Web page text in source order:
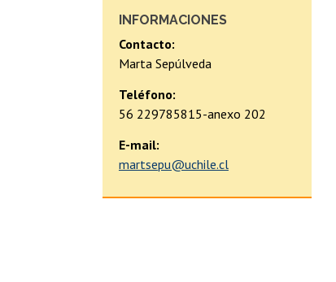
INFORMACIONES
Contacto:
Marta Sepúlveda
Teléfono:
56 229785815-anexo 202
E-mail:
martsepu@uchile.cl